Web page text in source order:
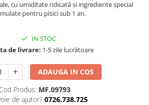
cu umiditate ridicată și ingrediente special
pentru pisici sub 1 an.
IN STOC
de livrare: 1-5 zile lucrătoare
ADAUGA IN COS
Cod Produs: MF.09793
de ajutor? 0726.738.725